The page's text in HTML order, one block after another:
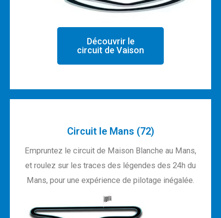
Découvrir le
circuit de Vaison
Circuit le Mans (72)
Empruntez le circuit de Maison Blanche au Mans,
et roulez sur les traces des légendes des 24h du
Mans, pour une expérience de pilotage inégalée.